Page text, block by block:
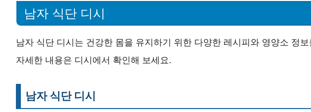
남자 식단 디시
남자 식단 디시는 건강한 몸을 유지하기 위한 다양한 레시피와 영양소 정
자세한 내용은 디시에서 확인해 보세요.
남자 식단 디시